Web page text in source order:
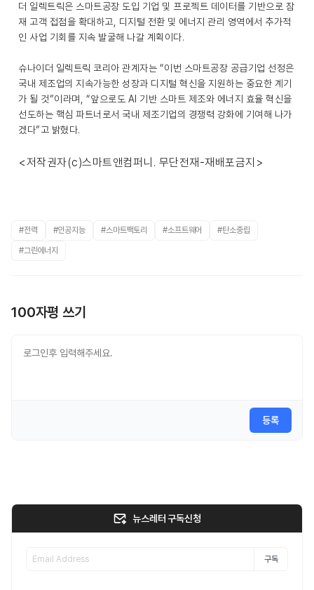
더 일렉트릭은 스마트공장 도입 기업 및 프로젝트 데이터를 기반으로 잠
재 고객 접점을 확대하고, 디지털 전환 및 에너지 관리 영역에서 추가적
인 사업 기회를 지속 발굴해 나갈 계획이다.
슈나이더 일렉트릭 코리아 관계자는 “이번 스마트공장 공급기업 선정은
국내 제조업의 지속가능한 성장과 디지털 혁신을 지원하는 중요한 계기
가 될 것”이라며, “앞으로도 AI 기반 스마트 제조와 에너지 효율 혁신을
선도하는 핵심 파트너로서 국내 제조기업의 경쟁력 강화에 기여해 나가
겠다”고 밝혔다.
<저작권자(c)스마트앤컴퍼니. 무단전재-재배포금지>
#전력 #인공지능 #스마트팩토리 #소프트웨어 #탄소중립
#그린에너지
100자평 쓰기
등록
뉴스레터 구독신청
구독